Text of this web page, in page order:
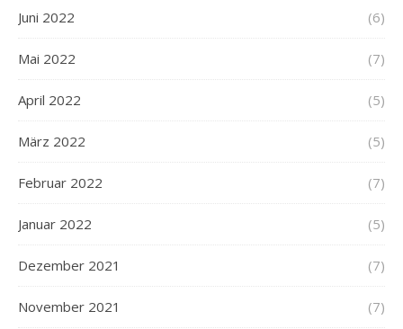
Juni 2022 (6)
Mai 2022 (7)
April 2022 (5)
März 2022 (5)
Februar 2022 (7)
Januar 2022 (5)
Dezember 2021 (7)
November 2021 (7)